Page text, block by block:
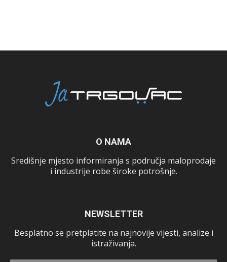
O NAMA
Središnje mjesto informiranja s područja maloprodaje
i industrije robe široke potrošnje.
NEWSLETTER
Besplatno se pretplatite na najnovije vijesti, analize i
istraživanja.